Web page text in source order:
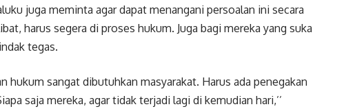
juga meminta agar dapat menangani persoalan ini secara
harus segera di proses hukum. Juga bagi mereka yang suka
tegas.
hukum sangat dibutuhkan masyarakat. Harus ada penegakan
saja mereka, agar tidak terjadi lagi di kemudian hari,’’